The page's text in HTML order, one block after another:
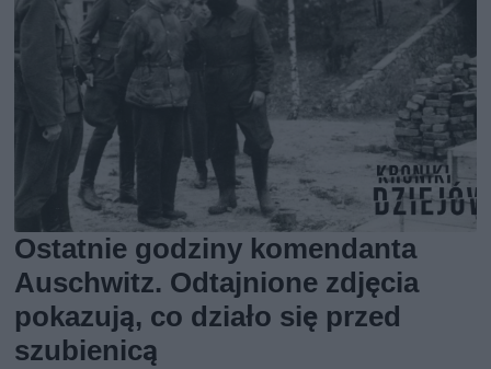
Ostatnie godziny komendanta
Auschwitz. Odtajnione zdjęcia
pokazują, co działo się przed
szubienicą